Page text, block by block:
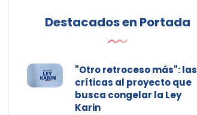
Destacados en Portada
"Otro retroceso más": las
críticas al proyecto que
busca congelar la Ley
Karin